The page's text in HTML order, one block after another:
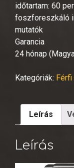
időtartam: 60
foszforeszkáló
mutatók
Garancia
24 hónap
Kategóriák: Férfi
Leírás
Leírás